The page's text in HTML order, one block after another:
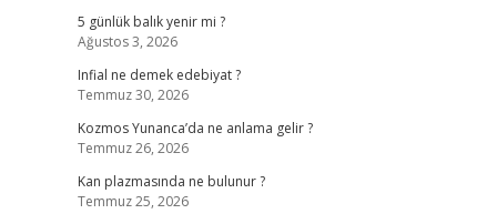
5 günlük balık yenir mi ?
Ağustos 3, 2026
Infial ne demek edebiyat ?
Temmuz 30, 2026
Kozmos Yunanca’da ne anlama gelir ?
Temmuz 26, 2026
Kan plazmasında ne bulunur ?
Temmuz 25, 2026